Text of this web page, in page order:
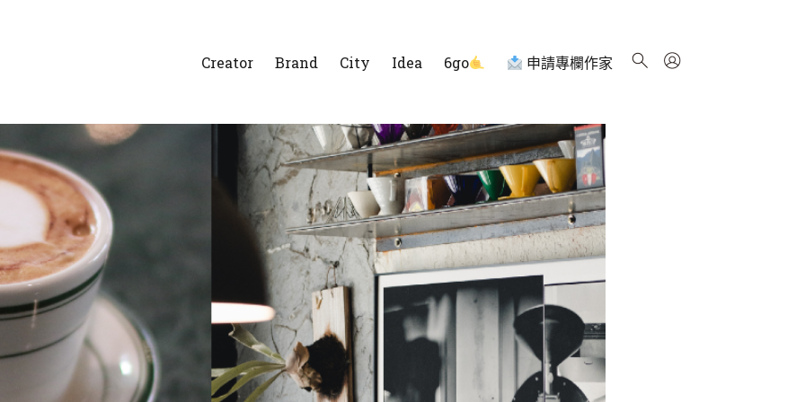
Creator Brand City Idea 6go 申請專欄作家